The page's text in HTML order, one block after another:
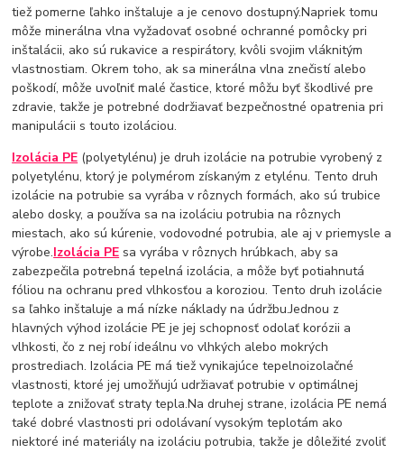
tiež pomerne ľahko inštaluje a je cenovo dostupný.Napriek tomu
môže minerálna vlna vyžadovať osobné ochranné pomôcky pri
inštalácii, ako sú rukavice a respirátory, kvôli svojim vláknitým
vlastnostiam. Okrem toho, ak sa minerálna vlna znečistí alebo
poškodí, môže uvoľniť malé častice, ktoré môžu byť škodlivé pre
zdravie, takže je potrebné dodržiavať bezpečnostné opatrenia pri
manipulácii s touto izoláciou.
Izolácia PE (polyetylénu) je druh izolácie na potrubie vyrobený z
polyetylénu, ktorý je polymérom získaným z etylénu. Tento druh
izolácie na potrubie sa vyrába v rôznych formách, ako sú trubice
alebo dosky, a používa sa na izoláciu potrubia na rôznych
miestach, ako sú kúrenie, vodovodné potrubia, ale aj v priemysle a
výrobe.Izolácia PE sa vyrába v rôznych hrúbkach, aby sa
zabezpečila potrebná tepelná izolácia, a môže byť potiahnutá
fóliou na ochranu pred vlhkosťou a koroziou. Tento druh izolácie
sa ľahko inštaluje a má nízke náklady na údržbu.Jednou z
hlavných výhod izolácie PE je jej schopnosť odolať korózii a
vlhkosti, čo z nej robí ideálnu vo vlhkých alebo mokrých
prostrediach. Izolácia PE má tiež vynikajúce tepelnoizolačné
vlastnosti, ktoré jej umožňujú udržiavať potrubie v optimálnej
teplote a znižovať straty tepla.Na druhej strane, izolácia PE nemá
také dobré vlastnosti pri odolávaní vysokým teplotám ako
niektoré iné materiály na izoláciu potrubia, takže je dôležité zvoliť